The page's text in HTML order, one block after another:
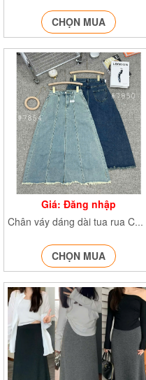
CHỌN MUA
Giá: Đăng nhập
Chân váy dáng dài tua rua CVtuarua7850 CVtuarua7854
CHỌN MUA